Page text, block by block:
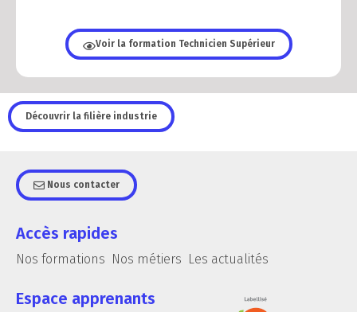
Voir la formation Technicien Supérieur
Découvrir la filière industrie
Nous contacter
Accès rapides
Nos formations Nos métiers Les actualités
Espace apprenants